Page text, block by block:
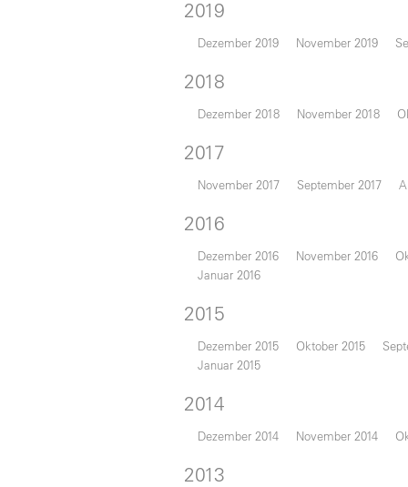
2019
Dezember 2019 November 2019
2018
Dezember 2018 November 2018
2017
November 2017 September 2017
2016
Dezember 2016 November 2016
Januar 2016
2015
Dezember 2015 Oktober 2015
Januar 2015
2014
Dezember 2014 November 2014
2013